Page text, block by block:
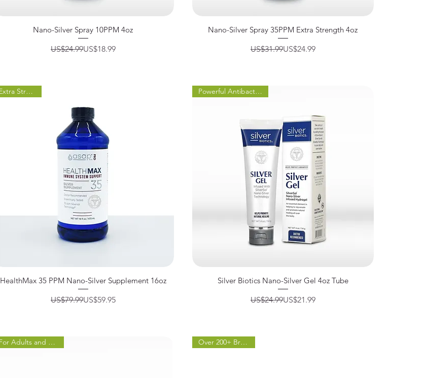
제품보기
Nano-Silver Spray 10PPM 4oz
일반가
US$24.99할인가
US$18.99
제품보기
Nano-Silver Spray 35PPM Extra Strength 4oz
일반가
US$31.99할인가
US$24.99
제품보기
Extra Strength!
HealthMax 35 PPM Nano-Silver Supplement 16oz
일반가
US$79.99할인가
US$59.95
제품보기
Powerful Antibacterial Gel
Silver Biotics Nano-Silver Gel 4oz Tube
일반가
US$24.99할인가
US$21.99
For Adults and Children Over 200+ Brushings